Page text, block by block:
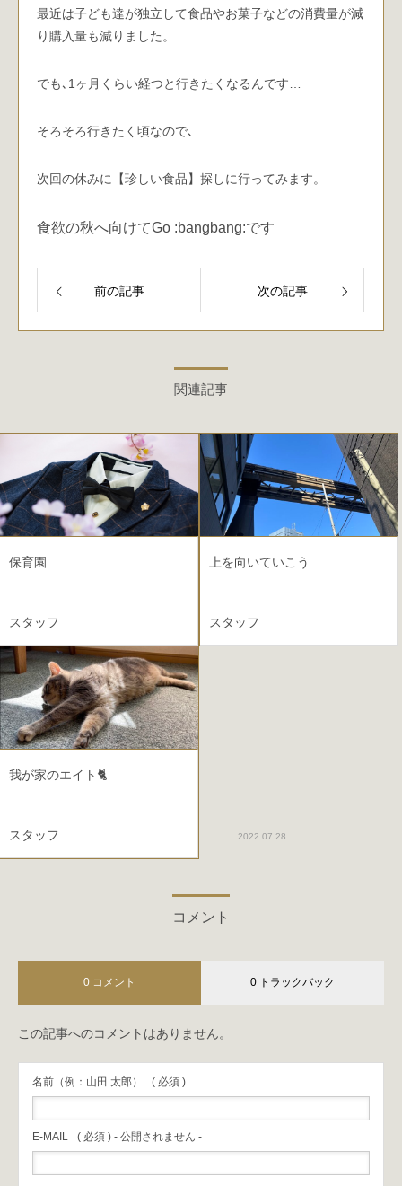
最近は子ども達が独立して食品やお菓子などの消費量が減
り購入量も減りました。
でも､1ヶ月くらい経つと行きたくなるんです…
そろそろ行きたく頃なので､
次回の休みに【珍しい食品】探しに行ってみます。
食欲の秋へ向けてGo :bangbang:です
前の記事 次の記事
関連記事
保育園
スタッフ 2023.03.29
上を向いていこう
スタッフ
我が家のエイト🐈
スタッフ 2022.07.28
コメント
0 コメント 0 トラックバック
この記事へのコメントはありません。
名前（例：山田 太郎） ( 必須 )
E-MAIL ( 必須 ) - 公開されません -